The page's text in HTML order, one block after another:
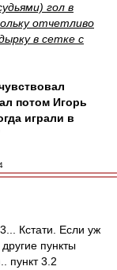
гол в
отчетливо
в сетке с
потом Игорь
играли в
Кстати. Если уж
пункты
пункт 3.2